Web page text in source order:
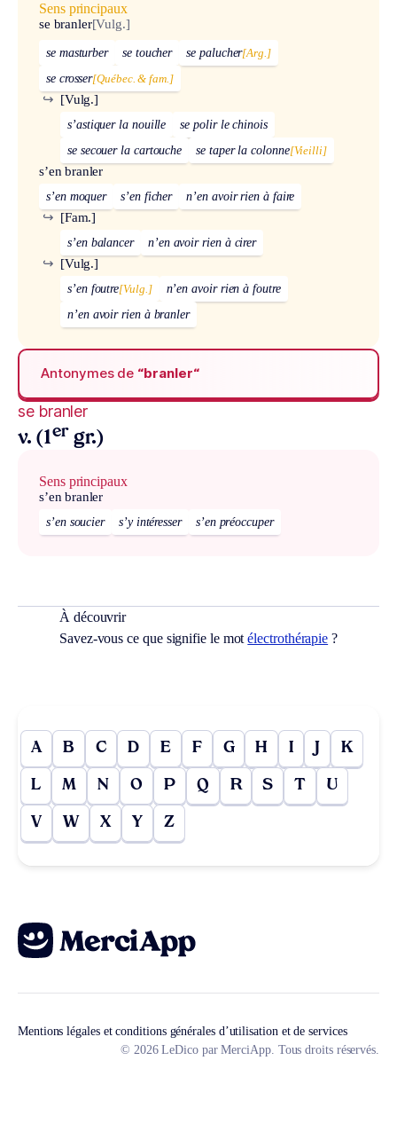
Sens principaux
se branler[Vulg.]
se masturber se toucher se palucher[Arg.]
se crosser[Québec. & fam.]
[Vulg.]
↪
s’astiquer la nouille
se polir le chinois
se secouer la cartouche
se taper la colonne[Vieilli]
s’en branler
s’en moquer s’en ficher n’en avoir rien à faire
[Fam.]
↪
s’en balancer n’en avoir rien à cirer
[Vulg.]
↪
s’en foutre[Vulg.]
n’en avoir rien à foutre
n’en avoir rien à branler
Antonymes de “branler“
se branler
v. (1er gr.)
Sens principaux
s’en branler
s’en soucier s’y intéresser s’en préoccuper
À découvrir
Savez-vous ce que signifie le motélectrothérapie ?
A B C D E F G H I J K
L M N O P Q R S T U
V W X Y Z
Mentions légales et conditions générales d’utilisation et de services
© 2026 LeDico par MerciApp. Tous droits réservés.